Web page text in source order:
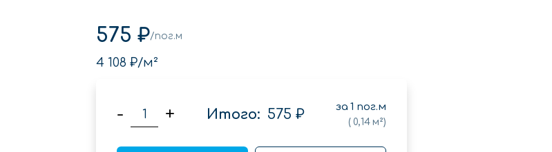
575 ₽/пог.м
4 108 ₽/м²
- + Итого: 575 ₽ за 1 пог.м
( 0,14 м²)